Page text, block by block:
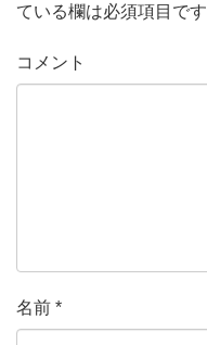
ている欄は必須項目です
コメント
名前 *